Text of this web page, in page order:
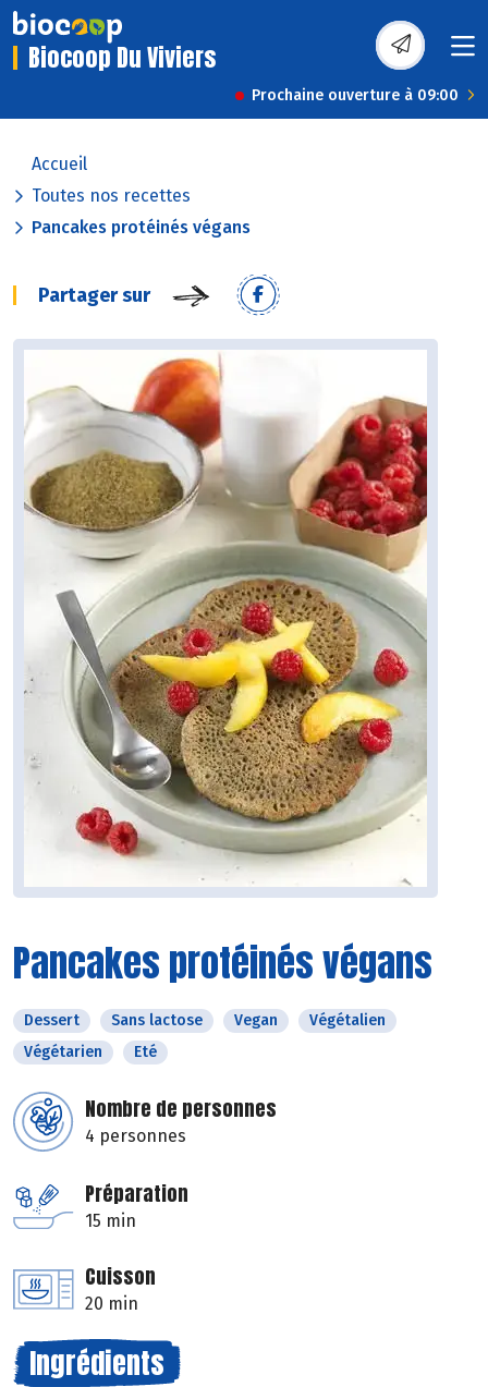
Biocoop Du Viviers
Prochaine ouverture à 09:00
Accueil
Toutes nos recettes
Pancakes protéinés végans
Partager sur
Pancakes protéinés végans
Dessert Sans lactose Vegan
Végétalien
Végétarien
Eté
Nombre de personnes
4 personnes
Préparation
15 min
Cuisson
20 min
Ingrédients